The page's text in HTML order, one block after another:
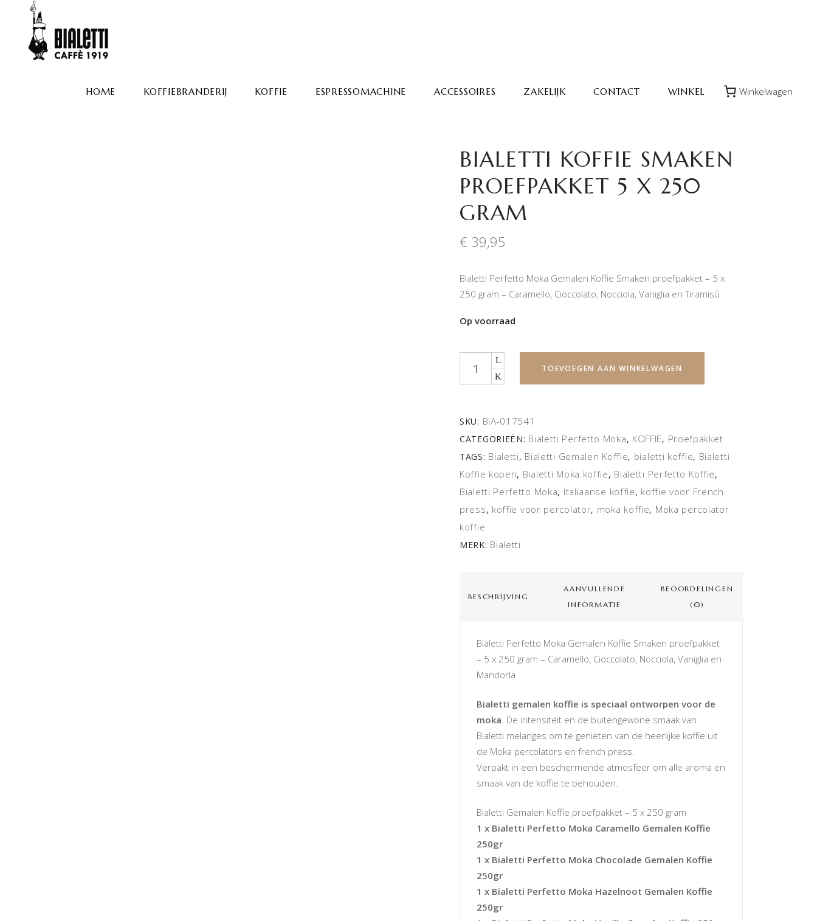
HOME KOFFIEBRANDERIJ KOFFIE ESPRESSOMACHINE ACCESSOIRES ZAKELIJK CONTACT WINKEL Winkelwagen
BIALETTI KOFFIE SMAKEN
PROEFPAKKET 5 X 250
GRAM
€ 39,95
Bialetti Perfetto Moka Gemalen Koffie Smaken proefpakket – 5 x
250 gram – Caramello, Cioccolato, Nocciola, Vaniglia en Tiramisù
Op voorraad
TOEVOEGEN AAN WINKELWAGEN
SKU: BIA-017541
CATEGORIEËN: Bialetti Perfetto Moka, KOFFIE, Proefpakket
TAGS: Bialetti, Bialetti Gemalen Koffie, bialetti koffie, Bialetti
Koffie kopen, Bialetti Moka koffie, Bialetti Perfetto Koffie,
Bialetti Perfetto Moka, Italiaanse koffie, koffie voor French
press, koffie voor percolator, moka koffie, Moka percolator
koffie
MERK: Bialetti
BESCHRIJVING
AANVULLENDE
INFORMATIE
BEOORDELINGEN
(0)
Bialetti Perfetto Moka Gemalen Koffie Smaken proefpakket
– 5 x 250 gram – Caramello, Cioccolato, Nocciola, Vaniglia en
Mandorla
Bialetti gemalen koffie is speciaal ontworpen voor de
moka. De intensiteit en de buitengewone smaak van
Bialetti melanges om te genieten van de heerlijke koffie uit
de Moka percolators en french press.
Verpakt in een beschermende atmosfeer om alle aroma en
smaak van de koffie te behouden.
Bialetti Gemalen Koffie proefpakket – 5 x 250 gram
1 x Bialetti Perfetto Moka Caramello Gemalen Koffie
250gr
1 x Bialetti Perfetto Moka Chocolade Gemalen Koffie
250gr
1 x Bialetti Perfetto Moka Hazelnoot Gemalen Koffie
250gr